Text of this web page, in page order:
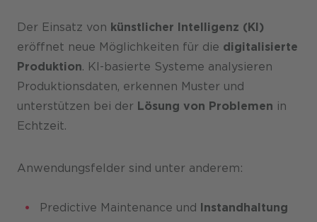
Der Einsatz von künstlicher Intelligenz (KI)
eröffnet neue Möglichkeiten für die digitalisierte
Produktion. KI-basierte Systeme analysieren
Produktionsdaten, erkennen Muster und
unterstützen bei der Lösung von Problemen in
Echtzeit.
Anwendungsfelder sind unter anderem:
Predictive Maintenance und Instandhaltung